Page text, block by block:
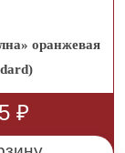
оранжевая
₽